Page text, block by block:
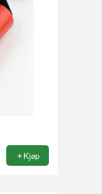
Kjøp